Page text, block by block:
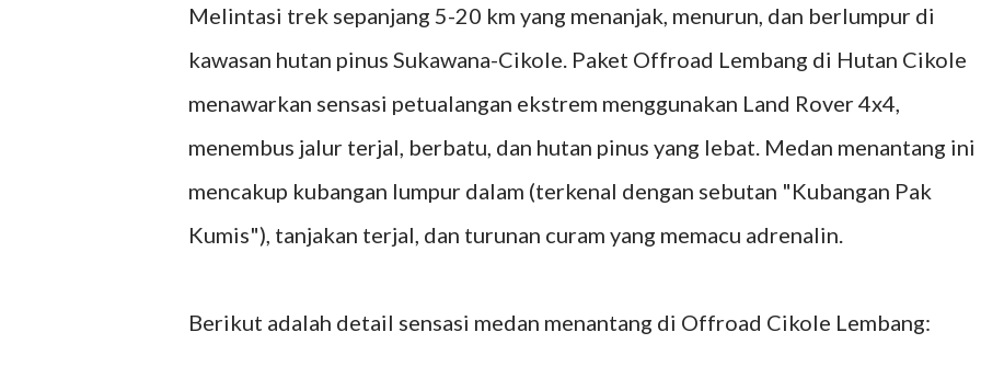
Melintasi trek sepanjang 5-20 km yang menanjak, menurun, dan berlumpur di
kawasan hutan pinus Sukawana-Cikole. Paket Offroad Lembang di Hutan Cikole
menawarkan sensasi petualangan ekstrem menggunakan Land Rover 4x4,
menembus jalur terjal, berbatu, dan hutan pinus yang lebat. Medan menantang ini
mencakup kubangan lumpur dalam (terkenal dengan sebutan "Kubangan Pak
Kumis"), tanjakan terjal, dan turunan curam yang memacu adrenalin.
Berikut adalah detail sensasi medan menantang di Offroad Cikole Lembang: